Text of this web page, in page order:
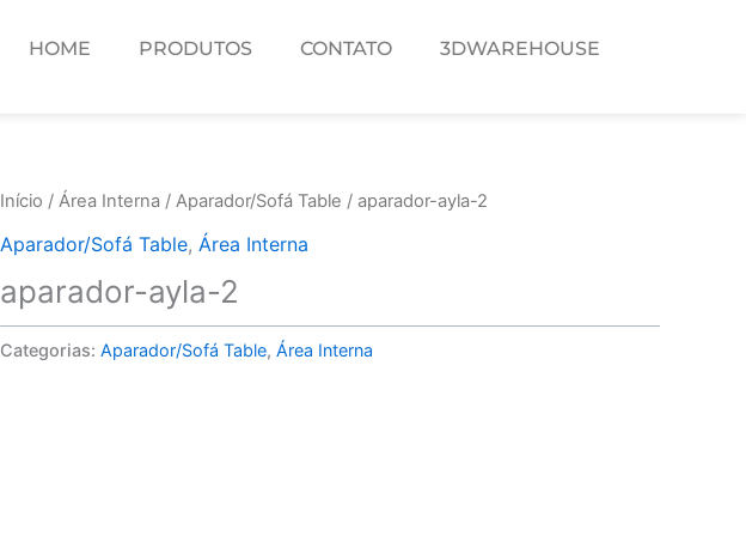
HOME PRODUTOS CONTATO 3DWAREHOUSE
Início / Área Interna / Aparador/Sofá Table / aparador-ayla-2
Aparador/Sofá Table, Área Interna
aparador-ayla-2
Categorias: Aparador/Sofá Table, Área Interna